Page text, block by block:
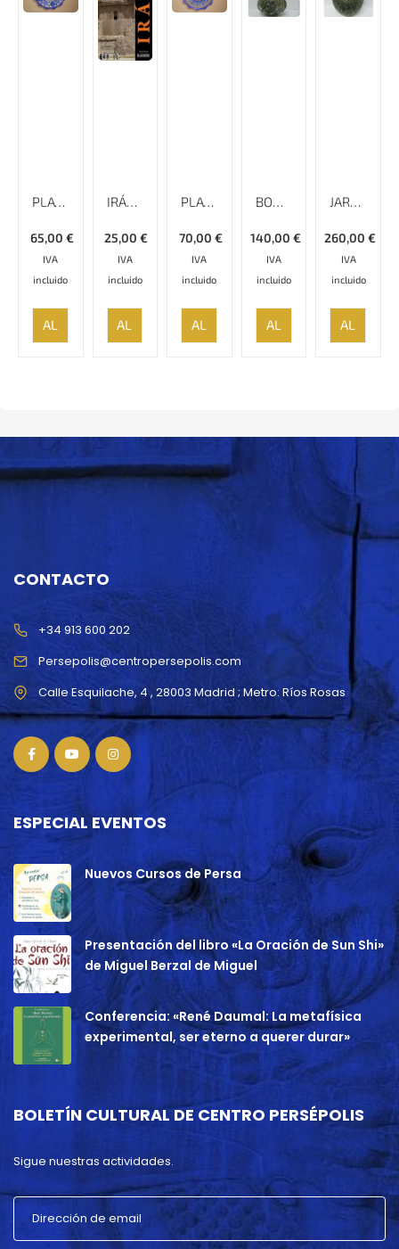
PLATO LISO MINAKARI CON BORDE ESPECIAL – 25 CM
€
65,00
IVA
incluido
AL
CARRITO
IRÁN – RUMBO A
€
25,00
IVA
incluido
AL
CARRITO
PLATO ESMALTADO CON RELIEVE Y BORDE ESPECIAL MINAKARI
€
70,00
IVA
incluido
AL
CARRITO
BOMBONERA CINCELADA QALAMZANI, ALTURA DE 16 CM
€
140,00
IVA
incluido
AL
CARRITO
JARRÓN CINCELADO QALAMZANI, ALTURA DE 26 CM
€
260,00
IVA
incluido
AL
CARRITO
CONTACTO
Persepolis@centropersepolis.com
+34 913 600 202
ESPECIAL EVENTOS
Nuevos Cursos de Persa
Presentación del libro «La Oración de Sun Shi»
de Miguel Berzal de Miguel
Conferencia: «René Daumal: La metafísica
experimental, ser eterno a querer durar»
BOLETÍN CULTURAL DE CENTRO PERSÉPOLIS
Sigue nuestras actividades.